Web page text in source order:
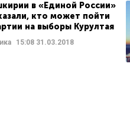
в «Единой России»
кто может пойти
на выборы Курултая
15:0831.03.2018